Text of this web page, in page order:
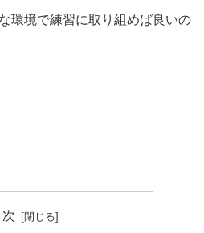
環境で練習に取り組めば良いの
次